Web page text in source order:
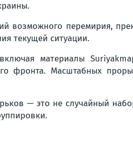
возможного перемирия,
текущей ситуации.
материалы
фронта. Масштабных
— это не случайный